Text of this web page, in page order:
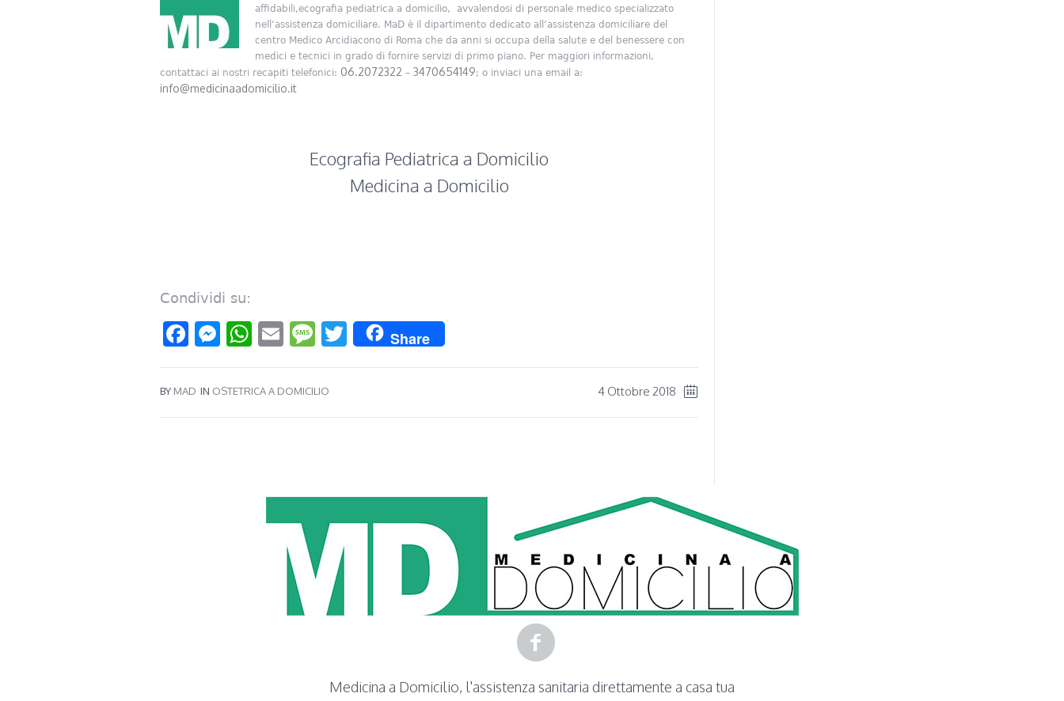
affidabili,ecografia pediatrica a domicilio, avvalendosi di personale medico specializzato
nell’assistenza domiciliare. MaD è il dipartimento dedicato all’assistenza domiciliare del
centro Medico Arcidiacono di Roma che da anni si occupa della salute e del benessere con
medici e tecnici in grado di fornire servizi di primo piano. Per maggiori informazioni,
contattaci ai nostri recapiti telefonici: 06.2072322 – 3470654149; o inviaci una email a:
info@medicinaadomicilio.it
Ecografia Pediatrica a Domicilio
Medicina a Domicilio
Condividi su:
Facebook
Messenger
WhatsApp
EmailMessage
Twitter
Share
4 Ottobre 2018
BY MAD IN OSTETRICA A DOMICILIO
Medicina a Domicilio, l'assistenza sanitaria direttamente a casa tua